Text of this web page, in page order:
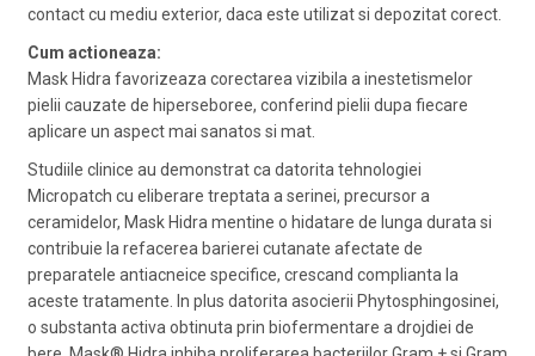
contact cu mediu exterior, daca este utilizat si depozitat corect.
Cum actioneaza:
Mask Hidra favorizeaza corectarea vizibila a inestetismelor
pielii cauzate de hiperseboree, conferind pielii dupa fiecare
aplicare un aspect mai sanatos si mat.
Studiile clinice au demonstrat ca datorita tehnologiei
Micropatch cu eliberare treptata a serinei, precursor a
ceramidelor, Mask Hidra mentine o hidatare de lunga durata si
contribuie la refacerea barierei cutanate afectate de
preparatele antiacneice specifice, crescand complianta la
aceste tratamente. In plus datorita asocierii Phytosphingosinei,
o substanta activa obtinuta prin biofermentare a drojdiei de